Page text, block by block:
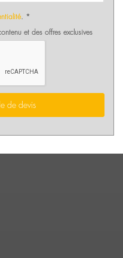
. *
et des offres exclusives
de devis